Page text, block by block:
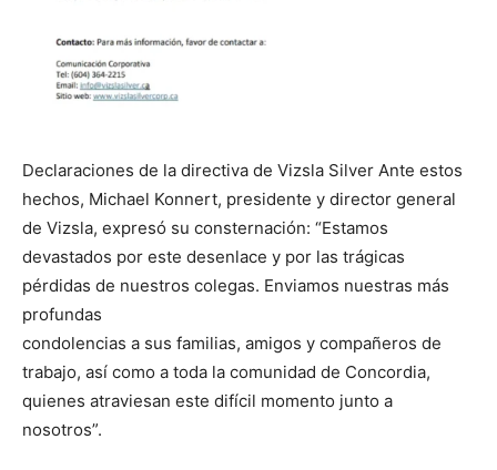
Declaraciones de la directiva de Vizsla Silver Ante estos
hechos, Michael Konnert, presidente y director general
de Vizsla, expresó su consternación: “Estamos
devastados por este desenlace y por las trágicas
pérdidas de nuestros colegas. Enviamos nuestras más
profundas
condolencias a sus familias, amigos y compañeros de
trabajo, así como a toda la comunidad de Concordia,
quienes atraviesan este difícil momento junto a
nosotros”.